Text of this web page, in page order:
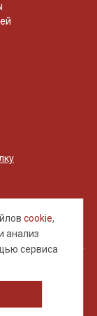
cookie,
анализ
сервиса